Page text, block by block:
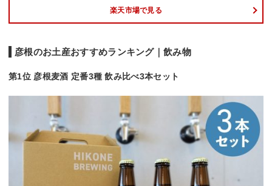
楽天市場で見る
彦根のお土産おすすめランキング｜飲み物
第1位 彦根麦酒 定番3種 飲み比べ3本セット